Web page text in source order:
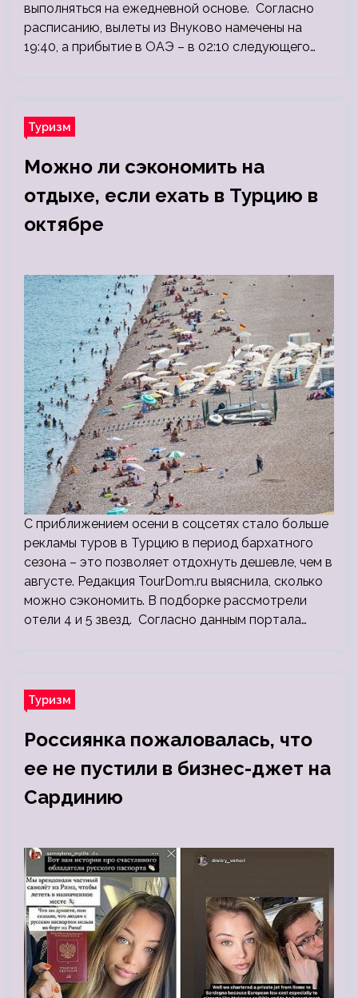
выполняться на ежедневной основе. Согласно
расписанию, вылеты из Внуково намечены на
19:40, а прибытие в ОАЭ – в 02:10 следующего…
Туризм
Можно ли сэкономить на
отдыхе, если ехать в Турцию в
октябре
С приближением осени в соцсетях стало больше
рекламы туров в Турцию в период бархатного
сезона – это позволяет отдохнуть дешевле, чем в
августе. Редакция TourDom.ru выяснила, сколько
можно сэкономить. В подборке рассмотрели
отели 4 и 5 звезд. Согласно данным портала…
Туризм
Россиянка пожаловалась, что
ее не пустили в бизнес-джет на
Сардинию